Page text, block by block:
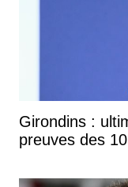
Girondins :
preuves des